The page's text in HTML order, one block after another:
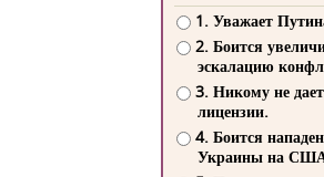
1. Уважает
2. Боится
эскалацию
3. Никому не
лицензии.
4. Боится
Украины на